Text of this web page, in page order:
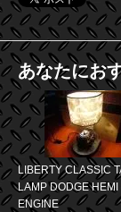
あなたにお
LIBERTY CLASSIC
LAMP DODGE HEMI
ENGINE